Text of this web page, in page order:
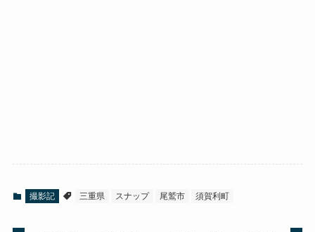
撮影記 三重県 スナップ 尾鷲市 須賀利町